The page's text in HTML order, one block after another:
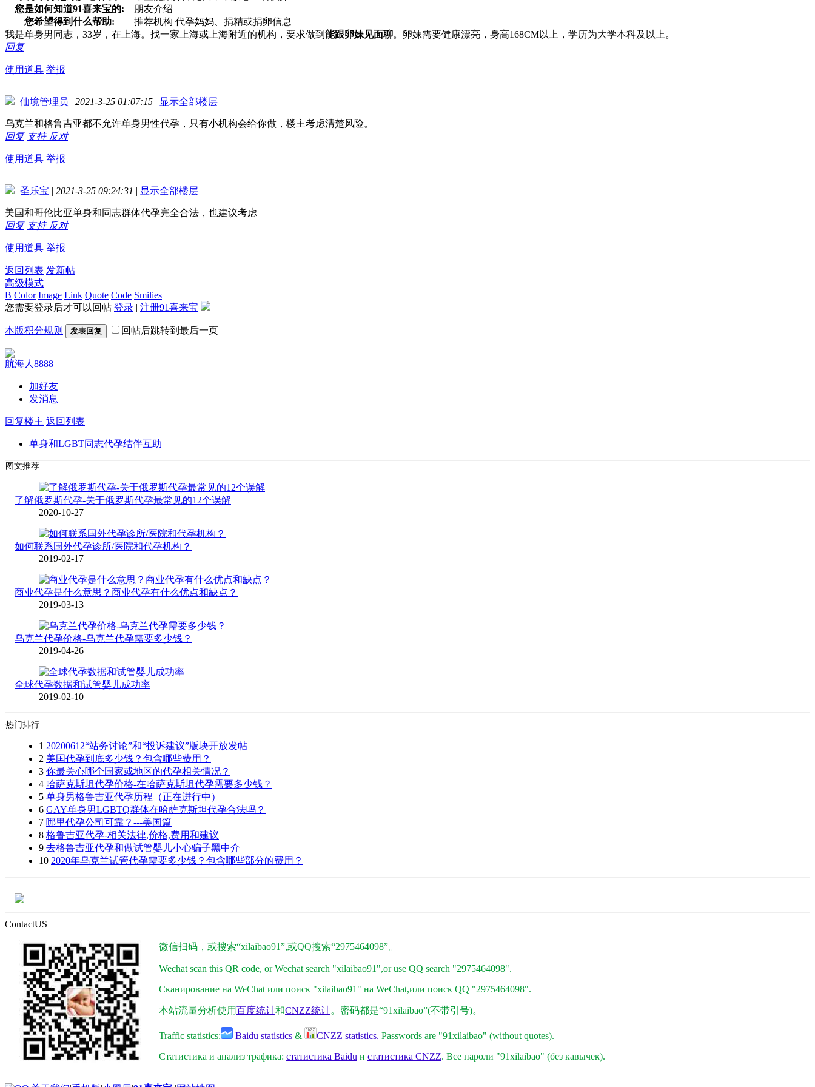
您是如何知道91喜来宝的:
朋友介绍
您希望得到什么帮助:
推荐机构 代孕妈妈、捐精或捐卵信息
我是单身男同志，33岁，在上海。找一家上海或上海附近的机构，要求做到 能跟卵妹见面聊。卵妹需要健康漂亮，身高168CM以上，学历为大学本科及以上。
回复
使用道具 举报
仙境管理员 | 2021-3-25 01:07:15 | 显示全部楼层
乌克兰和格鲁吉亚都不允许单身男性代孕，只有小机构会给你做，楼主考虑清楚风险。
回复 支持 反对
使用道具 举报
圣乐宝 | 2021-3-25 09:24:31 | 显示全部楼层
美国和哥伦比亚单身和同志群体代孕完全合法，也建议考虑
回复 支持 反对
使用道具 举报
返回列表 发新帖
高级模式
B Color Image Link Quote Code Smilies
您需要登录后才可以回帖 登录 | 注册91喜来宝
本版积分规则 发表回复 回帖后跳转到最后一页
航海人8888
加好友
发消息
回复楼主 返回列表
单身和LGBT同志代孕结伴互助
图文推荐
了解俄罗斯代孕-关于俄罗斯代孕最常见的12个误解
2020-10-27
如何联系国外代孕诊所/医院和代孕机构？
2019-02-17
商业代孕是什么意思？商业代孕有什么优点和缺点？
2019-03-13
乌克兰代孕价格-乌克兰代孕需要多少钱？
2019-04-26
全球代孕数据和试管婴儿成功率
2019-02-10
热门排行
1 20200612“站务讨论”和“投诉建议”版块开放发帖
2 美国代孕到底多少钱？包含哪些费用？
3 你最关心哪个国家或地区的代孕相关情况？
4 哈萨克斯坦代孕价格-在哈萨克斯坦代孕需要多少钱？
5 单身男格鲁吉亚代孕历程（正在进行中）
6 GAY单身男LGBTQ群体在哈萨克斯坦代孕合法吗？
7 哪里代孕公司可靠？---美国篇
8 格鲁吉亚代孕-相关法律,价格,费用和建议
9 去格鲁吉亚代孕和做试管婴儿小心骗子黑中介
10 2020年乌克兰试管代孕需要多少钱？包含哪些部分的费用？
ContactUS
微信扫码，或搜索“xilaibao91”,或QQ搜索“2975464098”。
Wechat scan this QR code, or Wechat search "xilaibao91",or use QQ search "2975464098".
Сканирование на WeChat или поиск "xilaibao91" на WeChat,или поиск QQ "2975464098".
本站流量分析使用百度统计和CNZZ统计。密码都是“91xilaibao”(不带引号)。
Traffic statistics: Baidu statistics & CNZZ statistics. Passwords are "91xilaibao" (without quotes).
Статистика и анализ трафика: статистика Baidu и статистика CNZZ. Все пароли "91xilaibao" (без кавычек).